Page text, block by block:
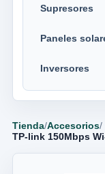
Supresores
Paneles
Inversores
Tienda/Accesorios/
TP-link 150Mbps